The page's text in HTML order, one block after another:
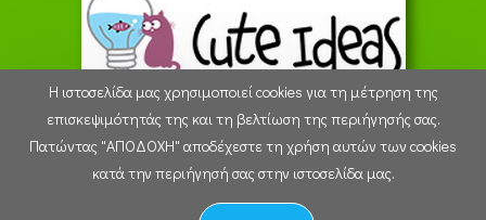
16:55:05 - Thursday 6 August 2026
Η ιστοσελίδα μας χρησιμοποιεί cookies για τη μέτρηση της
επισκεψιμότητάς της και τη βελτίωση της περιήγησής σας.
Πατώντας "ΑΠΟΔΟΧΗ" αποδέχεστε τη χρήση αυτών των cookies
κατά την περιήγησή σας στην ιστοσελίδα μας.